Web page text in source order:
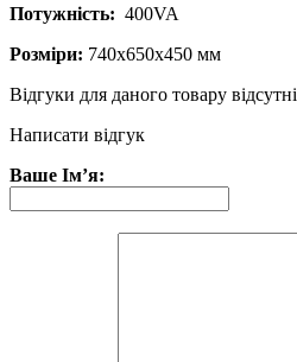
Потужність: 400VA
Розміри: 740х650х450 мм
Відгуки для даного товару відсутні
Написати відгук
Ваше Ім’я: